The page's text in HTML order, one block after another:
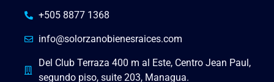
+505 8877 1368
info@solorzanobienesraices.com
Del Club Terraza 400 m al Este, Centro Jean Paul,
segundo piso, suite 203, Managua.